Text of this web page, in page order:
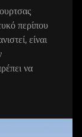
περίπου
είναι
να